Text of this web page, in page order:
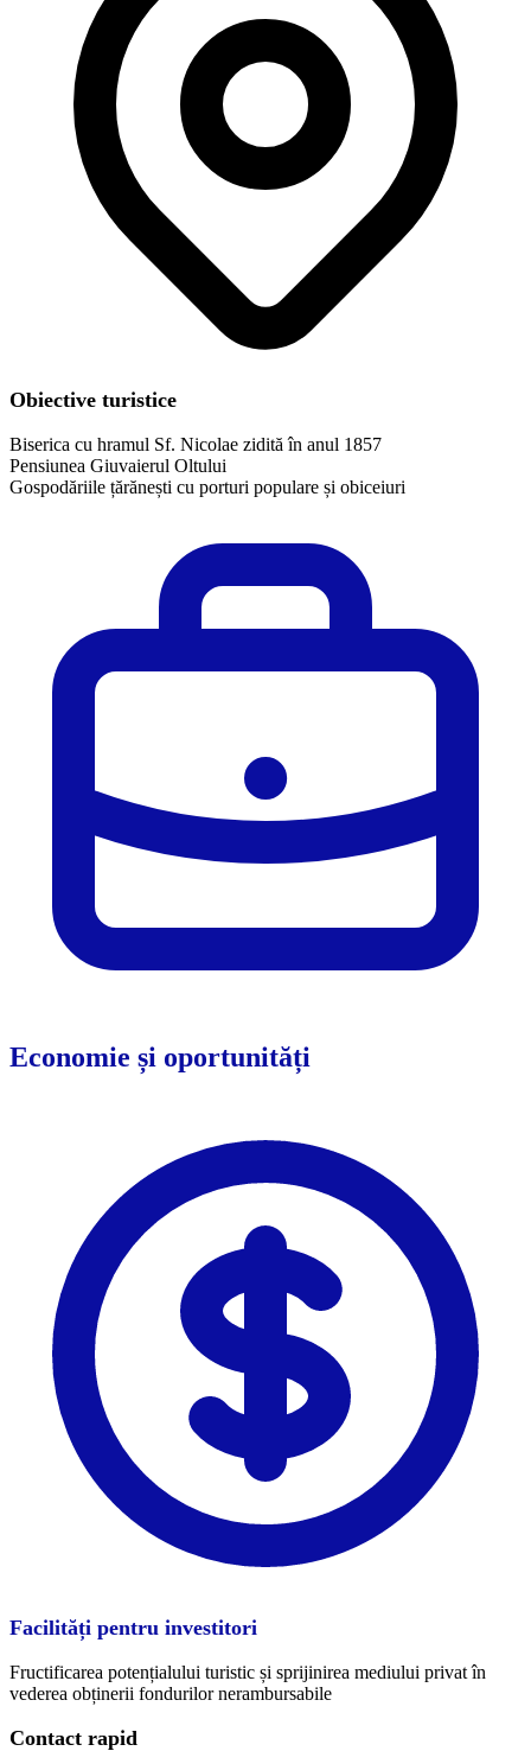
Obiective turistice
Biserica cu hramul Sf. Nicolae zidită în anul 1857
Pensiunea Giuvaierul Oltului
​Gospodăriile țărănești cu porturi populare și obiceiuri
Economie și oportunități
Facilități pentru investitori
Fructificarea potențialului turistic și sprijinirea mediului privat în
vederea obținerii fondurilor nerambursabile
Contact rapid